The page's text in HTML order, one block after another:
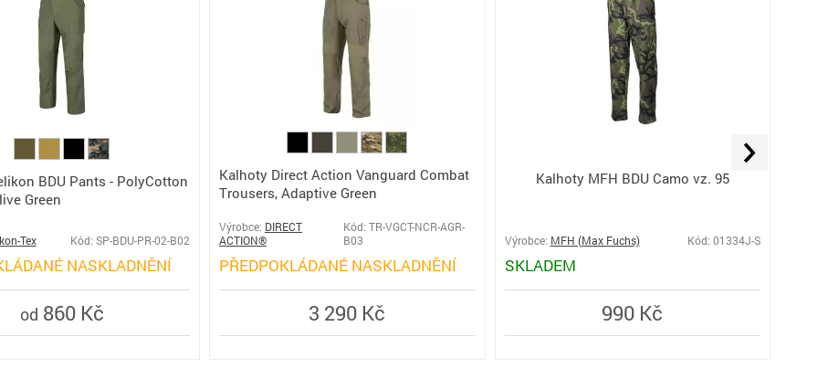
BDU Pants - PolyCotton
Green
Tex Kód: SP-BDU-PR-02-B02
NASKLADNĚNÍ
od 860 Kč
Kalhoty Direct Action Vanguard Combat
Trousers, Adaptive Green
Výrobce: DIRECT
ACTION®
Kód: TR-VGCT-NCR-AGR-
B03
PŘEDPOKLÁDANÉ NASKLADNĚNÍ
3 290 Kč
Kalhoty MFH BDU Camo vz. 95
Výrobce: MFH (Max Fuchs) Kód: 01334J-S
SKLADEM
990 Kč